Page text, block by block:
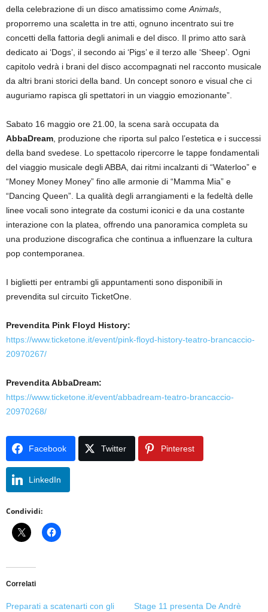
della celebrazione di un disco amatissimo come Animals
proporremo una scaletta in tre atti, ognuno incentrato sui tre
concetti della fattoria degli animali e del disco. Il primo atto sarà
dedicato ai ‘Dogs’, il secondo ai ‘Pigs’ e il terzo alle ‘Sheep’. Ogni
capitolo vedrà i brani del disco accompagnati nel racconto musicale
da altri brani storici della band. Un concept sonoro e visual che ci
auguriamo rapisca gli spettatori in un viaggio emozionante”.
Sabato 16 maggio ore 21.00, la scena sarà occupata da
AbbaDream , produzione che riporta sul palco l’estetica e i successi
della band svedese. Lo spettacolo ripercorre le tappe fondamentali
del viaggio musicale degli ABBA, dai ritmi incalzanti di “Waterloo” e
“Money Money Money” fino alle armonie di “Mamma Mia” e
“Dancing Queen”. La qualità degli arrangiamenti e la fedeltà delle
linee vocali sono integrate da costumi iconici e da una costante
interazione con la platea, offrendo una panoramica completa su
una produzione discografica che continua a influenzare la cultura
pop contemporanea.
I biglietti per entrambi gli appuntamenti sono disponibili in
prevendita sul circuito TicketOne.
Prevendita Pink Floyd History:
https://www.ticketone.it/event/pink-floyd-history-teatro-brancaccio-
20970267/
Prevendita AbbaDream:
https://www.ticketone.it/event/abbadream-teatro-brancaccio-
20970268/
Facebook Twitter Pinterest
LinkedIn
Condividi:
Correlati
Preparati a scatenarti con gli Stage 11 presenta De Andrè